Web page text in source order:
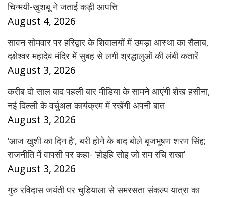
चिन्मयी-खुशबू ने जताई कड़ी आपत्ति
August 4, 2026
सावन सोमवार पर हरिद्वार के शिवालयों में उमड़ा आस्था का सैलाब,
दक्षेश्वर महादेव मंदिर में सुबह से लगी श्रद्धालुओं की लंबी कतारें
August 3, 2026
करीब दो साल बाद पहली बार मीडिया के सामने आएंगी शेख हसीना,
नई दिल्ली के वर्चुअल कार्यक्रम में रखेंगी अपनी बात
August 3, 2026
‘आज खुशी का दिन है’, बरी होने के बाद बोले बृजभूषण शरण सिंह;
राजनीति में वापसी पर कहा- ‘होइहि सोइ जो राम रचि राखा’
August 3, 2026
गुरु रविदास जयंती पर चुड़ियाला से समरसता संकल्प यात्रा का